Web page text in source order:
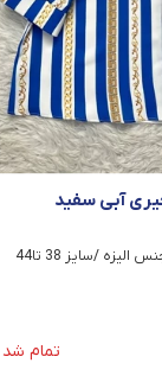
آبی سفید
/سایز 38 تا44
تمام شد